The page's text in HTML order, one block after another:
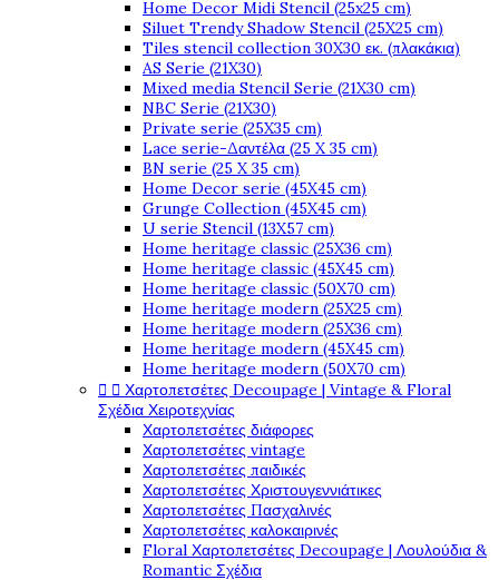
Home Decor Midi Stencil (25x25 cm)
Siluet Trendy Shadow Stencil (25X25 cm)
Tiles stencil collection 30X30 εκ. (πλακάκια)
AS Serie (21X30)
Mixed media Stencil Serie (21X30 cm)
NBC Serie (21X30)
Private serie (25X35 cm)
Lace serie-Δαντέλα (25 X 35 cm)
BN serie (25 X 35 cm)
Home Decor serie (45X45 cm)
Grunge Collection (45X45 cm)
U serie Stencil (13X57 cm)
Home heritage classic (25X36 cm)
Home heritage classic (45X45 cm)
Home heritage classic (50X70 cm)
Home heritage modern (25X25 cm)
Home heritage modern (25X36 cm)
Home heritage modern (45X45 cm)
Home heritage modern (50X70 cm)
  Χαρτοπετσέτες Decoupage | Vintage & Floral
Σχέδια Χειροτεχνίας
Χαρτοπετσέτες διάφορες
Χαρτοπετσέτες vintage
Χαρτοπετσέτες παιδικές
Χαρτοπετσέτες Χριστουγεννιάτικες
Χαρτοπετσέτες Πασχαλινές
Χαρτοπετσέτες καλοκαιρινές
Floral Χαρτοπετσέτες Decoupage | Λουλούδια &
Romantic Σχέδια